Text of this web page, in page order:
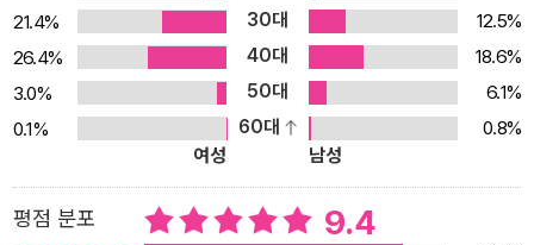
21.4%
30대
12.5%
26.4%
40대
18.6%
3.0%
50대
6.1%
0.1%
60대
0.8%
여성
남성
평점 분포 9.4